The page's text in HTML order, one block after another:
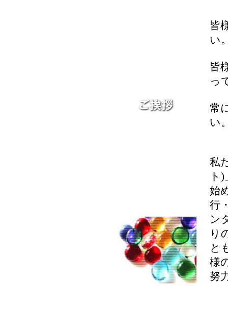
皆
い
皆
っ
常
私
ト
始
行
ン
り
と
様
努